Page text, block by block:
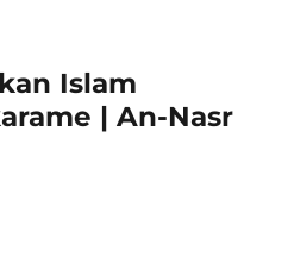
Islam
| An-Nasr